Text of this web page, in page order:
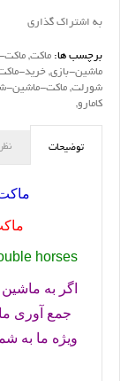
به اشتراک گذاری
برچسب ها: ماکت,
ماشین-بازی, خرید-
شورلت, ماکت-ماشین-
کامارو,
توضیحات
horses
اگر به
جمع آوری
ویژه ما به